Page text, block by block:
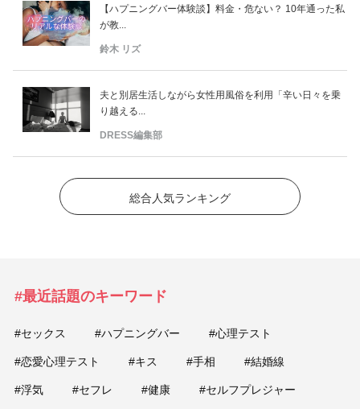
【ハプニングバー体験談】料金・危ない？ 10年通った私
が教...
鈴木 リズ
夫と別居生活しながら女性用風俗を利用「辛い日々を乗
り越える...
DRESS編集部
総合人気ランキング
#最近話題のキーワード
#セックス #ハプニングバー #心理テスト
#恋愛心理テスト #キス #手相 #結婚線
#浮気 #セフレ #健康 #セルフプレジャー